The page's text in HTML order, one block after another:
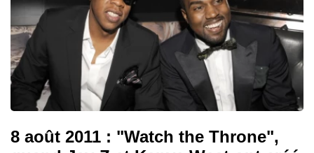
8 août 2011 : "Watch the Throne",